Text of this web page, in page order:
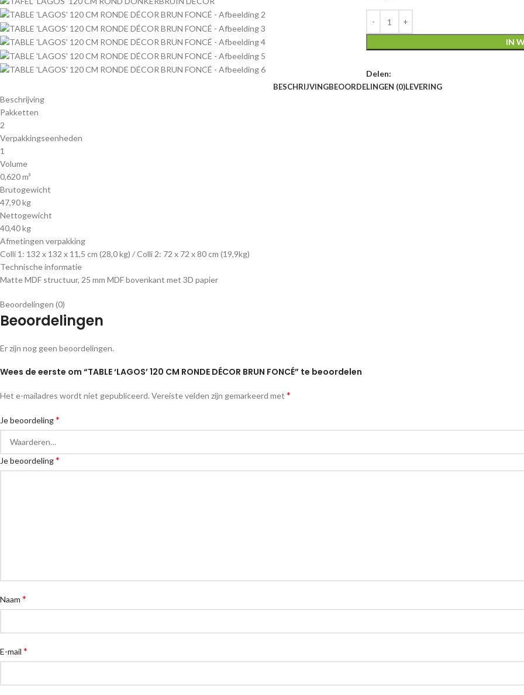
IN
Delen:
BESCHRIJVINGBEOORDELINGEN (0)LEVERING
Beschrijving
Pakketten
2
Verpakkingseenheden
1
Volume
0,620 m³
Brutogewicht
47,90 kg
Nettogewicht
40,40 kg
Afmetingen verpakking
Colli 1: 132 x 132 x 11,5 cm (28,0 kg) / Colli 2: 72 x 72 x 80 cm (19,9kg)
Technische informatie
Matte MDF structuur, 25 mm MDF bovenkant met 3D papier
Beoordelingen (0)
Beoordelingen
Er zijn nog geen beoordelingen.
Wees de eerste om “TABLE ‘LAGOS’ 120 CM RONDE DÉCOR BRUN FONCÉ” te beoordelen
Het e-mailadres wordt niet gepubliceerd. Vereiste velden zijn gemarkeerd met *
Je beoordeling*
Je beoordeling*
Naam *
E-mail *